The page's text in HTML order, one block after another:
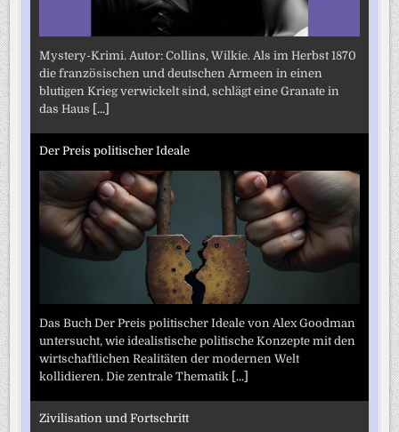
Mystery-Krimi. Autor: Collins, Wilkie. Als im Herbst 1870
die französischen und deutschen Armeen in einen
blutigen Krieg verwickelt sind, schlägt eine Granate in
das Haus [...]
Der Preis politischer Ideale
Das Buch Der Preis politischer Ideale von Alex Goodman
untersucht, wie idealistische politische Konzepte mit den
wirtschaftlichen Realitäten der modernen Welt
kollidieren. Die zentrale Thematik [...]
Zivilisation und Fortschritt